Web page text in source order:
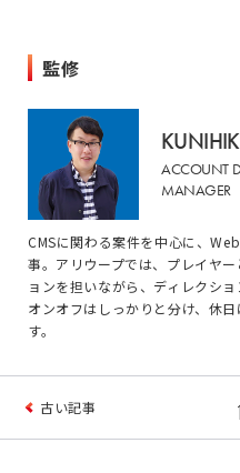
監修
ACCOUNT
MANAGER
CMSに関わる案件を中心に、
事。アリウープでは、プレイヤ
ョンを担いながら、ディレクシ
オンオフはしっかりと分け、休
す。
古い記事